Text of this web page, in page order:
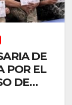
DE
POR EL
DE